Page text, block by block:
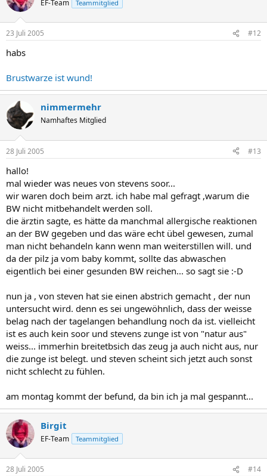
EF-Team Teammitglied
23 Juli 2005 #12
habs
Brustwarze ist wund!
nimmermehr
Namhaftes Mitglied
28 Juli 2005 #13
hallo!
mal wieder was neues von stevens soor...
wir waren doch beim arzt. ich habe mal gefragt ,warum die
BW nicht mitbehandelt werden soll.
die ärztin sagte, es hätte da manchmal allergische reaktionen
an der BW gegeben und das wäre echt übel gewesen, zumal
man nicht behandeln kann wenn man weiterstillen will. und
da der pilz ja vom baby kommt, sollte das abwaschen
eigentlich bei einer gesunden BW reichen... so sagt sie :-D
nun ja , von steven hat sie einen abstrich gemacht , der nun
untersucht wird. denn es sei ungewöhnlich, dass der weisse
belag nach der tagelangen behandlung noch da ist. vielleicht
ist es auch kein soor und stevens zunge ist von "natur aus"
weiss... immerhin breitetbsich das zeug ja auch nicht aus, nur
die zunge ist belegt. und steven scheint sich jetzt auch sonst
nicht schlecht zu fühlen.
am montag kommt der befund, da bin ich ja mal gespannt...
Birgit
EF-Team Teammitglied
28 Juli 2005 #14